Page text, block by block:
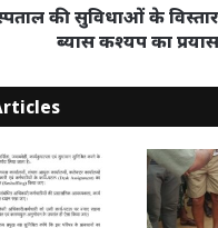
की सुविधाओं के
ब्यास कश्यप का प्रयास